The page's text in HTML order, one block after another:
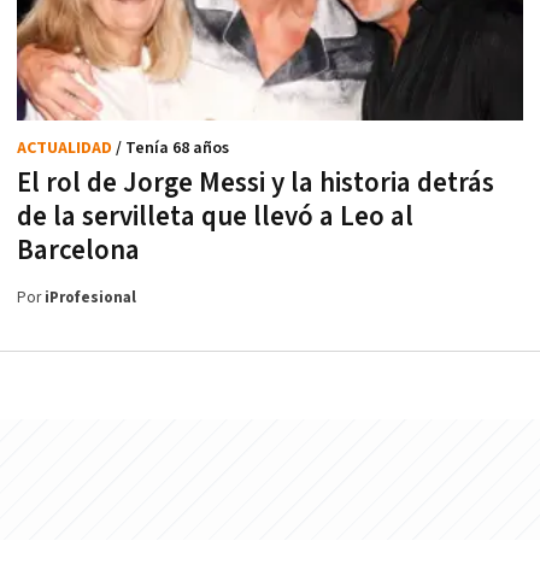
El rol de Jorge Messi y la historia detrás
de la servilleta que llevó a Leo al
Barcelona
ACTUALIDAD / Tenía 68 años
PoriProfesional